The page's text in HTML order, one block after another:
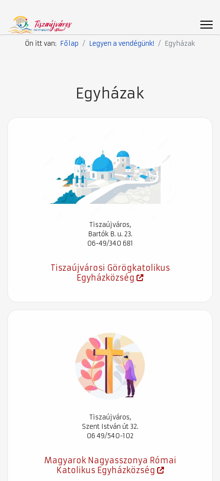
Ön itt van: Főlap Legyen a vendégünk! Egyházak
Egyházak
Tiszaújváros,
Bartók B. u. 23.
06-49/340 681
Tiszaújvárosi Görögkatolikus
Egyházközség
Tiszaújváros,
Szent István út 32.
06 49/540-102
Magyarok Nagyasszonya Római
Katolikus Egyházközség